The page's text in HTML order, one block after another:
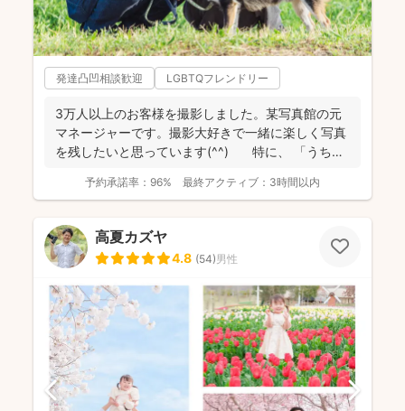
発達凸凹相談歓迎 LGBTQフレンドリー
3万人以上のお客様を撮影しました。某写真館の元
マネージャーです。撮影大好きで一緒に楽しく写真
を残したいと思っています(^^) 特に、 「うち
予約承諾率： 96% 最終アクティブ： 3時間以内
高夏カズヤ
4.8 (54)男性